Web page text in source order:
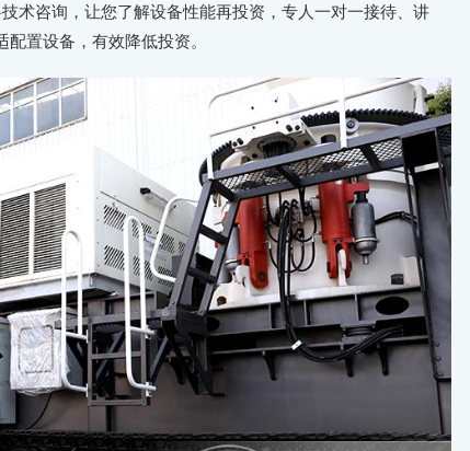
术咨询，让您了解设备性能再投资，专人一对一接待、讲
置设备，有效降低投资。